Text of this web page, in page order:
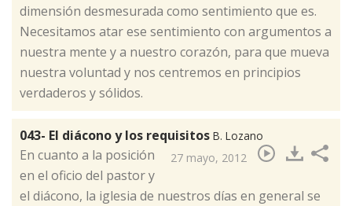
dimensión desmesurada como sentimiento que es.
Necesitamos atar ese sentimiento con argumentos a
nuestra mente y a nuestro corazón, para que mueva
nuestra voluntad y nos centremos en principios
verdaderos y sólidos.
043- El diácono y los requisitos B. Lozano
27 mayo, 2012
​En cuanto a la posición
en el oficio del pastor y
el diácono, la iglesia de nuestros días en general se